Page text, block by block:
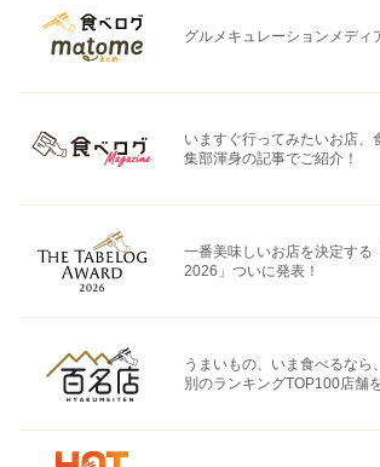
グルメキュレーションメディ
いますぐ行ってみたいお店、
集部渾身の記事でご紹介！
一番美味しいお店を決定する
2026」ついに発表！
うまいもの、いま食べるなら
別のランキングTOP100店舗